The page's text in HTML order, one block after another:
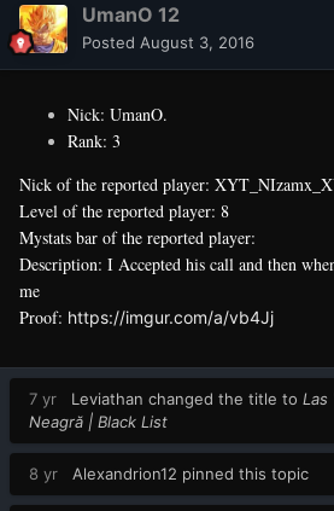
UmanO 12
Posted August 3, 2016
Nick: UmanO.
Rank: 3
Nick of the reported player:
Level of the reported player: 8
Mystats bar of the reported player:
Description: I Accepted his call and then
me
Proof: https://imgur.com/a/vb4Jj
7 yr Leviathan changed the title to Las
Neagră | Black List
8 yr Alexandrion12 pinned this topic